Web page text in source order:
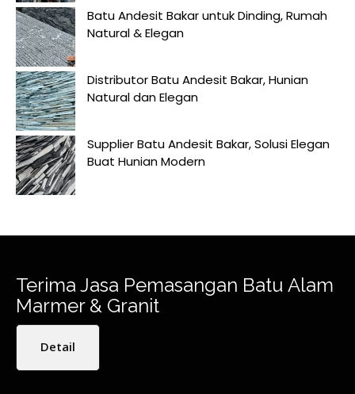
Batu Andesit Bakar untuk Dinding, Rumah
Natural & Elegan
Distributor Batu Andesit Bakar, Hunian
Natural dan Elegan
Supplier Batu Andesit Bakar, Solusi Elegan
Buat Hunian Modern
Terima Jasa Pemasangan Batu Alam
Marmer & Granit
Detail